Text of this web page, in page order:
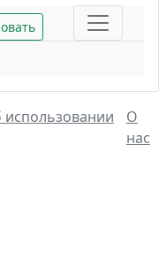
О
нас